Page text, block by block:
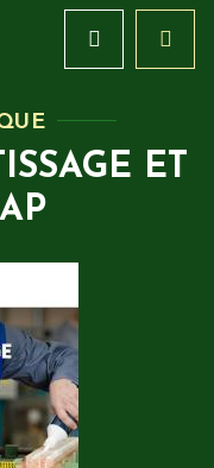
"Contactez-nous".
ET